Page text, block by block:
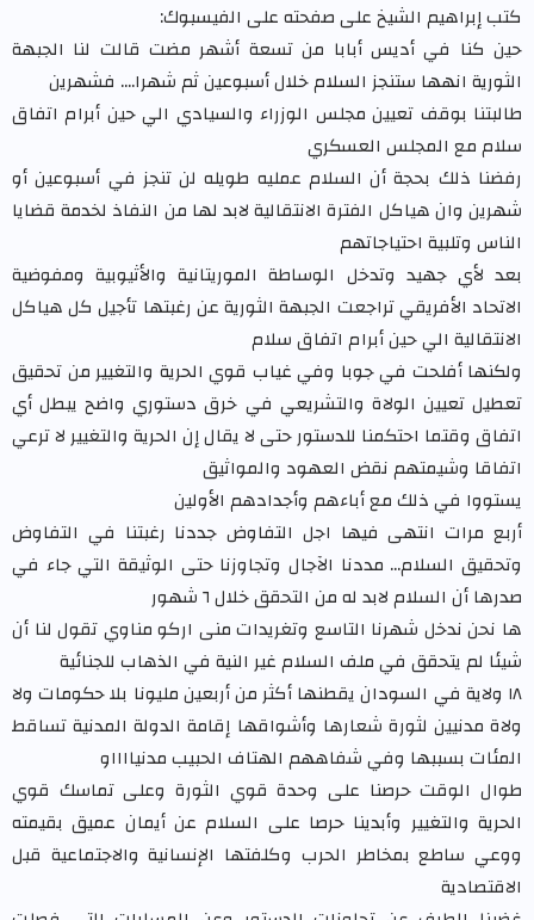
كتب إبراهيم الشيخ على صفحته على الفيسبوك:
حين كنا في أديس أبابا من تسعة أشهر مضت قالت لنا الجبهة
الثورية انهها ستنجز السلام خلال أسبوعين ثم شهرا.... فشهرين
طالبتنا بوقف تعيين مجلس الوزراء والسيادي الي حين أبرام اتفاق
سلام مع المجلس العسكري
رفضنا ذلك بحجة أن السلام عمليه طويله لن تنجز في أسبوعين أو
شهرين وان هياكل الفترة الانتقالية لابد لها من النفاذ لخدمة قضايا
الناس وتلبية احتياجاتهم
بعد لأي جهيد وتدخل الوساطة الموريتانية والأثيوبية ومفوضية
الاتحاد الأفريقي تراجعت الجبهة الثورية عن رغبتها تأجيل كل هياكل
الانتقالية الي حين أبرام اتفاق سلام
ولكنها أفلحت في جوبا وفي غياب قوي الحرية والتغيير من تحقيق
تعطيل تعيين الولاة والتشريعي في خرق دستوري واضح يبطل أي
اتفاق وقتما احتكمنا للدستور حتى لا يقال إن الحرية والتغيير لا ترعي
اتفاقا وشيمتهم نقض العهود والمواثيق
يستووا في ذلك مع أباءهم وأجدادهم الأولين
أربع مرات انتهى فيها اجل التفاوض جددنا رغبتنا في التفاوض
وتحقيق السلام... مددنا الآجال وتجاوزنا حتى الوثيقة التي جاء في
صدرها أن السلام لابد له من التحقق خلال ٦ شهور
ها نحن ندخل شهرنا التاسع وتغريدات منى اركو مناوي تقول لنا أن
شيئا لم يتحقق في ملف السلام غير النية في الذهاب للجنائية
١٨ ولاية في السودان يقطنها أكثر من أربعين مليونا بلا حكومات ولا
ولاة مدنيين لثورة شعارها وأشواقها إقامة الدولة المدنية تساقط
المئات بسببها وفي شفاههم الهتاف الحبيب مدنيااااو
طوال الوقت حرصنا على وحدة قوي الثورة وعلى تماسك قوي
الحرية والتغيير وأبدينا حرصا على السلام عن أيمان عميق بقيمته
ووعي ساطع بمخاطر الحرب وكلفتها الإنسانية والاجتماعية قبل
الاقتصادية